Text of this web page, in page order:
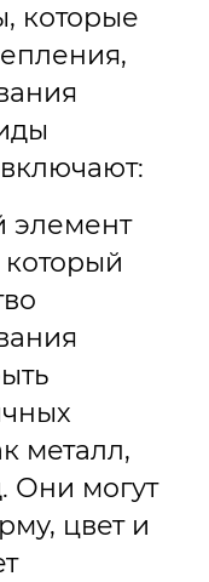
которые
элемент
металл,
Они могут
цвет и